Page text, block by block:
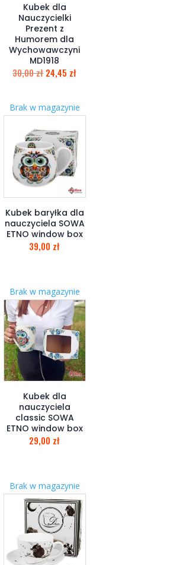
Kubek dla
Nauczycielki
Prezent z
Humorem dla
Wychowawczyni
MD1918
30,00zł 24,45 zł
Brak w magazynie
Kubek baryłka dla
nauczyciela SOWA
ETNO window box
39,00 zł
Brak w magazynie
Kubek dla
nauczyciela
classic SOWA
ETNO window box
29,00 zł
Brak w magazynie